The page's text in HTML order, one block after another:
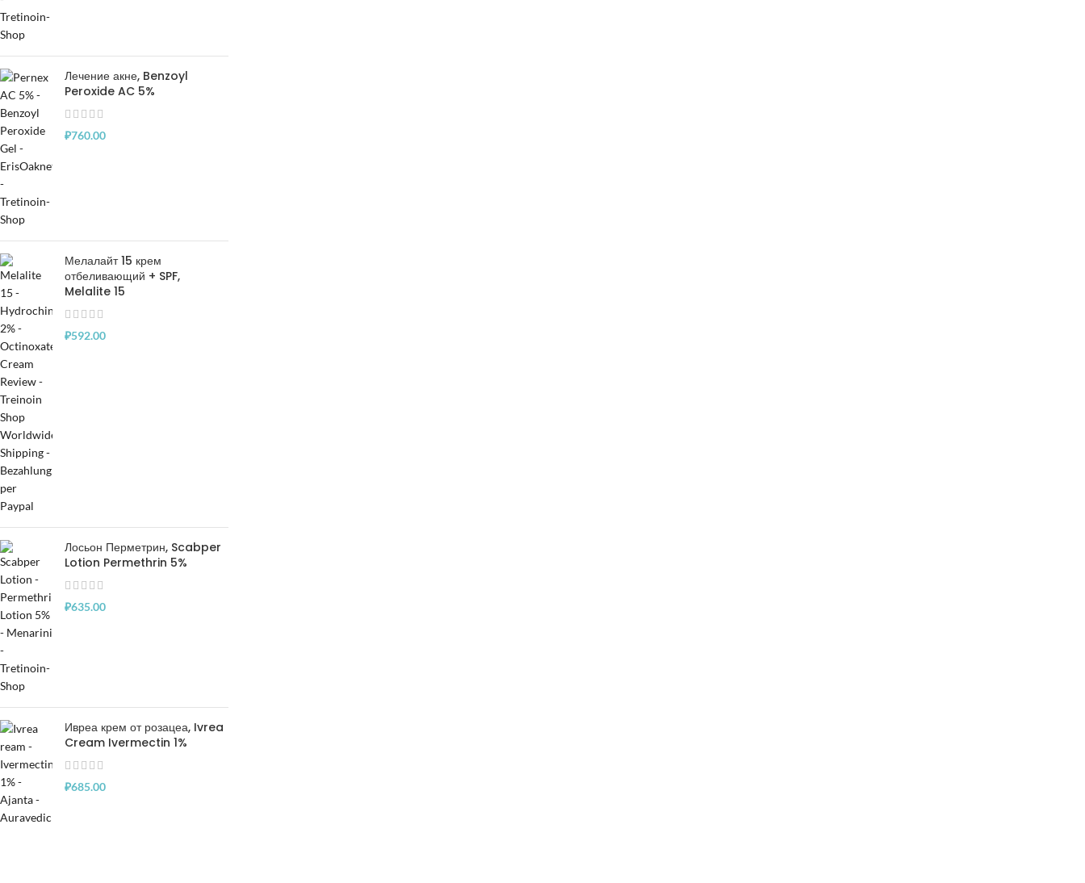
Лечение акне, Benzoyl
Peroxide AC 5%
₽760.00
Мелалайт 15 крем
отбеливающий + SPF,
Melalite 15
₽592.00
Лосьон Перметрин, Scabper
Lotion Permethrin 5%
₽635.00
Ивреа крем от розацеа, Ivrea
Cream Ivermectin 1%
₽685.00